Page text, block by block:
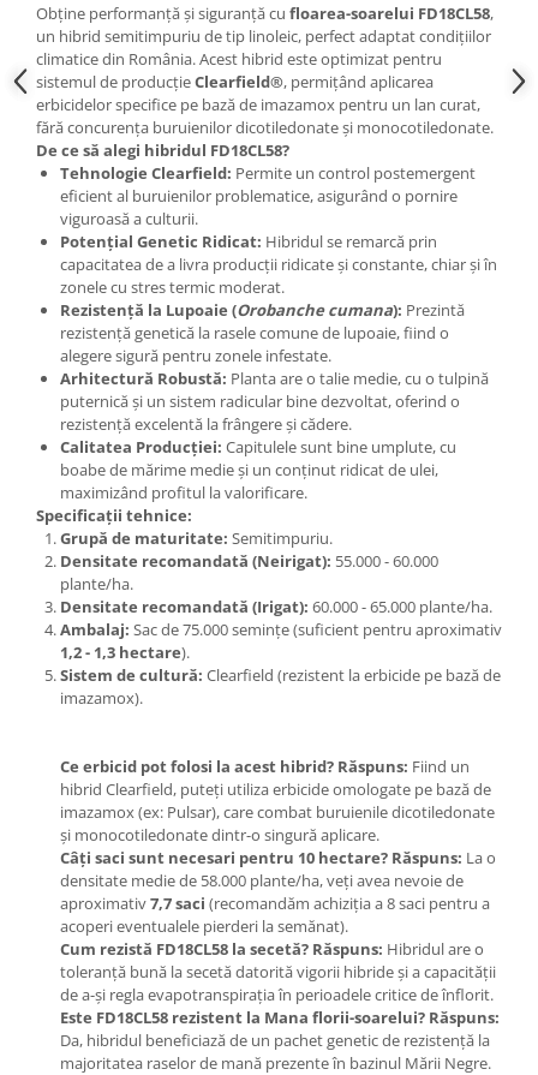
Ingrasaminte plante - FLORI - GEL
Casa, Gradina
Accesorii agricole
Accesorii gard electric
Accesorii irigat
Araci/ Suporti plante
Candele / Rezerve / Lumanari
Carabine/ carlige
Diverse casa si gradina
Diverse depozitare
Echipament protectie gradina
Fir/Ata de legat
Foarfeci
Furtun / banda / tub
Motofierastrau / Drujba
Pila motofierastrau / drujba
Plantator
Plasa de umbrire
Plase plante
Pompa de stropit
Raticide
Spray si intretinere
Vinificatie
Lichidare STOC
Produse Bricolaj
Acumulatori si Incarcatoare
Baros / Ciocan / Topor
Obține performanță și siguranță cu floarea-soarelui FD18CL58,
un hibrid semitimpuriu de tip linoleic, perfect adaptat condițiilor
climatice din România. Acest hibrid este optimizat pentru
sistemul de producțieClearfield®, permițând aplicarea
erbicidelor specifice pe bază de imazamox pentru un lan curat,
fără concurența buruienilor dicotiledonate și monocotiledonate.
De ce să alegi hibridul FD18CL58?
Tehnologie Clearfield: Permite un control postemergent
eficient al buruienilor problematice, asigurând o pornire
viguroasă a culturii.
Potențial Genetic Ridicat: Hibridul se remarcă prin
capacitatea de a livra producții ridicate și constante, chiar și în
zonele cu stres termic moderat.
Rezistență la Lupoaie (Orobanche cumana): Prezintă
rezistență genetică la rasele comune de lupoaie, fiind o
alegere sigură pentru zonele infestate.
Arhitectură Robustă: Planta are o talie medie, cu o tulpină
puternică și un sistem radicular bine dezvoltat, oferind o
rezistență excelentă la frângere și cădere.
Calitatea Producției: Capitulele sunt bine umplute, cu
boabe de mărime medie și un conținut ridicat de ulei,
maximizând profitul la valorificare.
Specificații tehnice:
Grupă de maturitate: Semitimpuriu.
Densitate recomandată (Neirigat): 55.000 - 60.000
plante/ha.
Densitate recomandată (Irigat): 60.000 - 65.000 plante/ha.
Ambalaj: Sac de 75.000 semințe (suficient pentru aproximativ
1,2 - 1,3 hectare).
Sistem de cultură: Clearfield (rezistent la erbicide pe bază de
imazamox).
Ce erbicid pot folosi la acest hibrid? Răspuns: Fiind un
hibrid Clearfield, puteți utiliza erbicide omologate pe bază de
imazamox (ex: Pulsar), care combat buruienile dicotiledonate
și monocotiledonate dintr-o singură aplicare.
Câți saci sunt necesari pentru 10 hectare? Răspuns: La o
densitate medie de 58.000 plante/ha, veți avea nevoie de
aproximativ7,7 saci (recomandăm achiziția a 8 saci pentru a
acoperi eventualele pierderi la semănat).
Cum rezistă FD18CL58 la secetă? Răspuns: Hibridul are o
toleranță bună la secetă datorită vigorii hibride și a capacității
de a-și regla evapotranspirația în perioadele critice de înflorit.
Este FD18CL58 rezistent la Mana florii-soarelui? Răspuns:
Da, hibridul beneficiază de un pachet genetic de rezistență la
majoritatea raselor de mană prezente în bazinul Mării Negre.